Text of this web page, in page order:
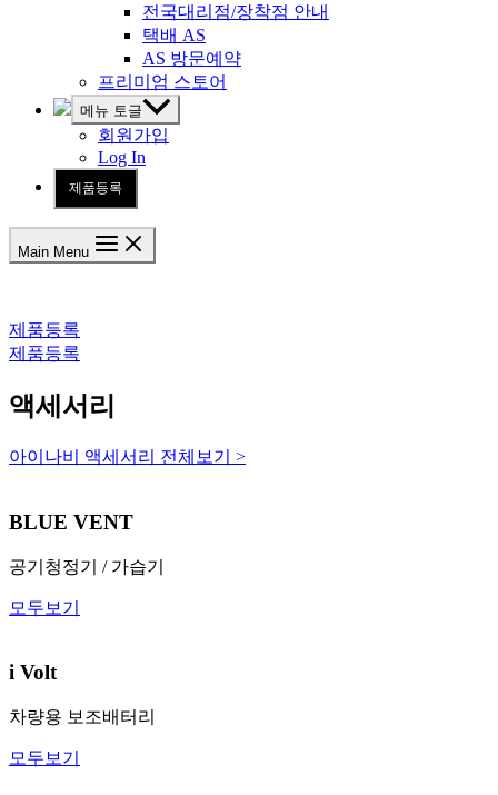
전국대리점/장착점 안내
택배 AS
AS 방문예약
프리미엄 스토어
메뉴 토글
회원가입
Log In
제품등록
Main Menu
제품등록
제품등록
액세서리
아이나비 액세서리 전체보기 >
BLUE VENT
공기청정기 / 가습기
모두보기
i Volt
차량용 보조배터리
모두보기